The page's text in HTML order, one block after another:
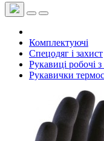
Комплектуючі
Спецодяг і захист
Рукавиці робочі
Рукавички